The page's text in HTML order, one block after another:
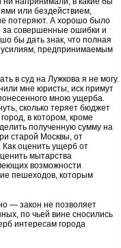
или бездействием,
потеряют. А хорошо было
за совершенные ошибки и
бы дать знак, что полная
усилиям, предпринимаемым
в суд на Лужкова я не могу.
мне юристы, иск примут
мною ущерба.
сколько теряет бюджет
в котором, кроме
полученную сумму на
старой Москвы, от
Как оценить ущерб от
мытарства
возможности
пешеходов, которым
— закон не позволяет
по чьей вине сносились
интересам города